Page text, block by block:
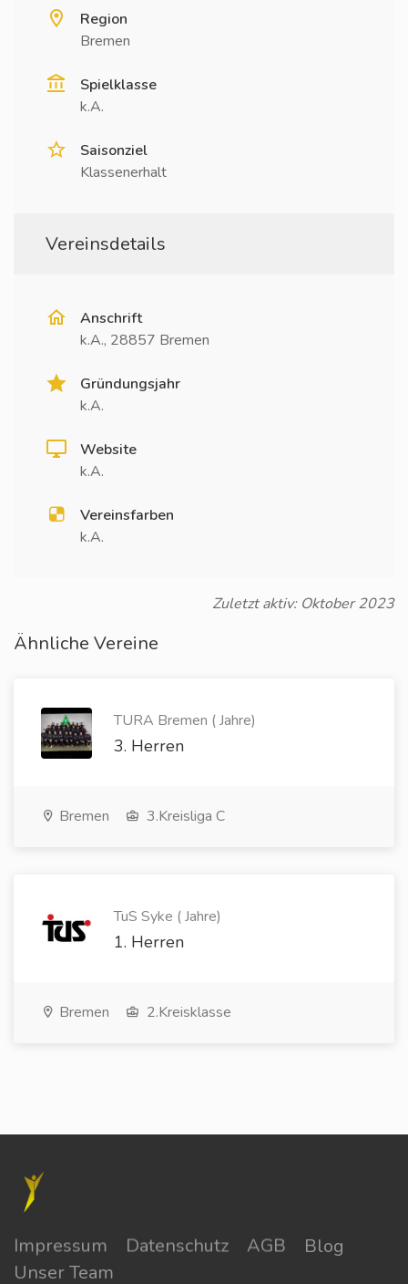
Region
Bremen
Spielklasse
k.A.
Saisonziel
Klassenerhalt
Vereinsdetails
Anschrift
k.A., 28857 Bremen
Gründungsjahr
k.A.
Website
k.A.
Vereinsfarben
k.A.
Zuletzt aktiv: Oktober 2023
Ähnliche Vereine
TURA Bremen ( Jahre)
3. Herren
Bremen 3.Kreisliga C
TuS Syke ( Jahre)
1. Herren
Bremen 2.Kreisklasse
Impressum Datenschutz AGB
Blog
Unser Team